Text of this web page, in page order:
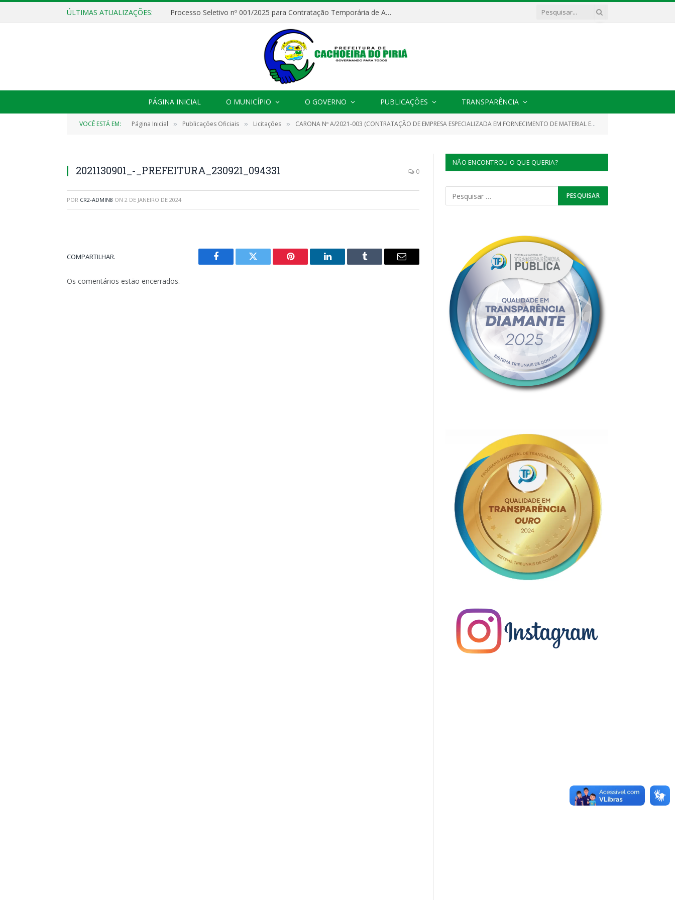
ÚLTIMAS ATUALIZAÇÕES: Processo Seletivo nº 001/2025 para Contratação Temporária de Agentes Comunitários de Saúde (ACS)
PÁGINA INICIAL O MUNICÍPIO O GOVERNO PUBLICAÇÕES TRANSPARÊNCIA
VOCÊ ESTÁ EM: Página Inicial » Publicações Oficiais » Licitações » CARONA Nº A/2021-003 (CONTRATAÇÃO DE EMPRESA ESPECIALIZADA EM FORNECIMENTO DE MATERIAL ELÉTRICO PARA ATENDER AS NECESSIDADES DA PREFEITURA DO MUNICIPIO DE CACHOEIRA DO PIRIÁ/PA)
2021130901_-_PREFEITURA_230921_094331 0
POR CR2-ADMIN8 ON 2 DE JANEIRO DE 2024
COMPARTILHAR.
Facebook Twitter Pinterest LinkedIn Tumblr
E-
Os comentários estão encerrados.
NÃO ENCONTROU O QUE QUERIA?